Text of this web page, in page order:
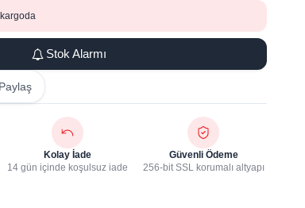
Stok Alarmı
Paylaş
Kolay İade
14 gün içinde koşulsuz iade
Güvenli Ödeme
256-bit SSL korumalı altyapı